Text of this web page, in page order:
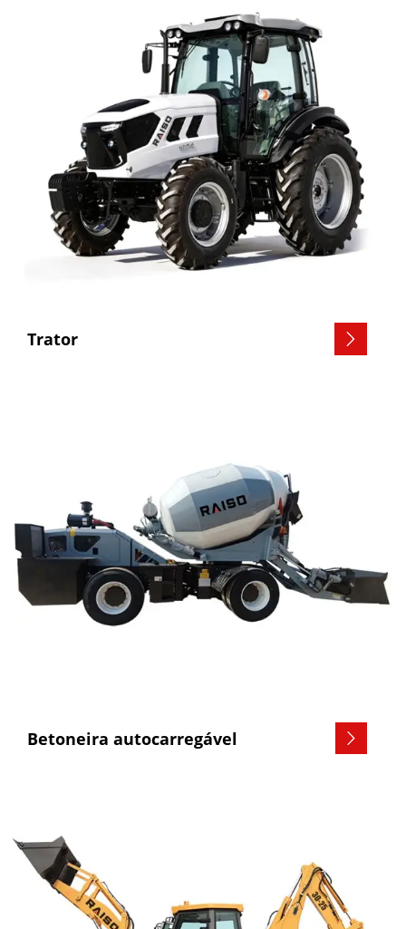
Trator 
Betoneira autocarregável 